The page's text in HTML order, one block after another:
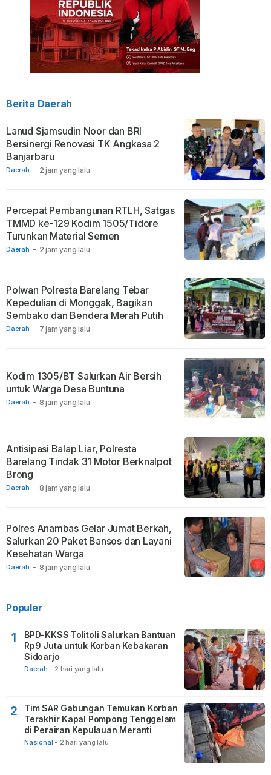
Berita Daerah
Daerah - 2 jam yang lalu
Lanud Sjamsudin Noor dan BRI
Bersinergi Renovasi TK Angkasa 2
Banjarbaru
Daerah - 2 jam yang lalu
Percepat Pembangunan RTLH, Satgas
TMMD ke-129 Kodim 1505/Tidore
Turunkan Material Semen
Daerah - 7 jam yang lalu
Polwan Polresta Barelang Tebar
Kepedulian di Monggak, Bagikan
Sembako dan Bendera Merah Putih
Daerah - 8 jam yang lalu
Kodim 1305/BT Salurkan Air Bersih
untuk Warga Desa Buntuna
Daerah - 8 jam yang lalu
Antisipasi Balap Liar, Polresta
Barelang Tindak 31 Motor Berknalpot
Brong
Daerah - 8 jam yang lalu
Polres Anambas Gelar Jumat Berkah,
Salurkan 20 Paket Bansos dan Layani
Kesehatan Warga
Populer
1
BPD-KKSS Tolitoli Salurkan Bantuan
Rp9 Juta untuk Korban Kebakaran
Sidoarjo
Daerah - 2 hari yang lalu
2
Tim SAR Gabungan Temukan Korban
Terakhir Kapal Pompong Tenggelam
di Perairan Kepulauan Meranti
Nasional - 2 hari yang lalu